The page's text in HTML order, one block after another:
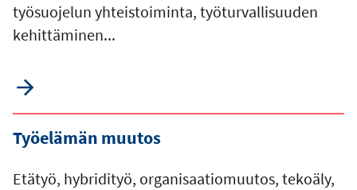
työsuojelun yhteistoiminta, työturvallisuuden
kehittäminen...
Työelämän muutos
Etätyö, hybridityö, organisaatiomuutos, tekoäly,